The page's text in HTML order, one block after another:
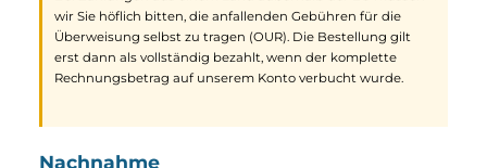
Bitte beachten Sie bei Zahlungen mit Vorkasse aus NICHT
EU Ländern:
Bei Zahlungen aus einem Land außerhalb der EU müssen
wir Sie höflich bitten, die anfallenden Gebühren für die
Rechnungsbetrag auf unserem Konto verbucht wurde.